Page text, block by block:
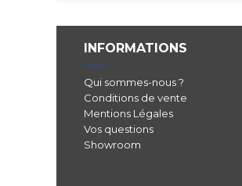
INFORMATIONS
Qui sommes-nous ?
Conditions de vente
Mentions Légales
Vos questions
Showroom